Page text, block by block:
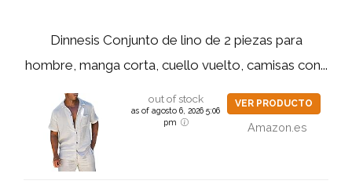
Dinnesis Conjunto de lino de 2 piezas para
hombre, manga corta, cuello vuelto, camisas con...
out of stock
as of agosto 6, 2026 5:06
pm
VER PRODUCTO
Amazon.es